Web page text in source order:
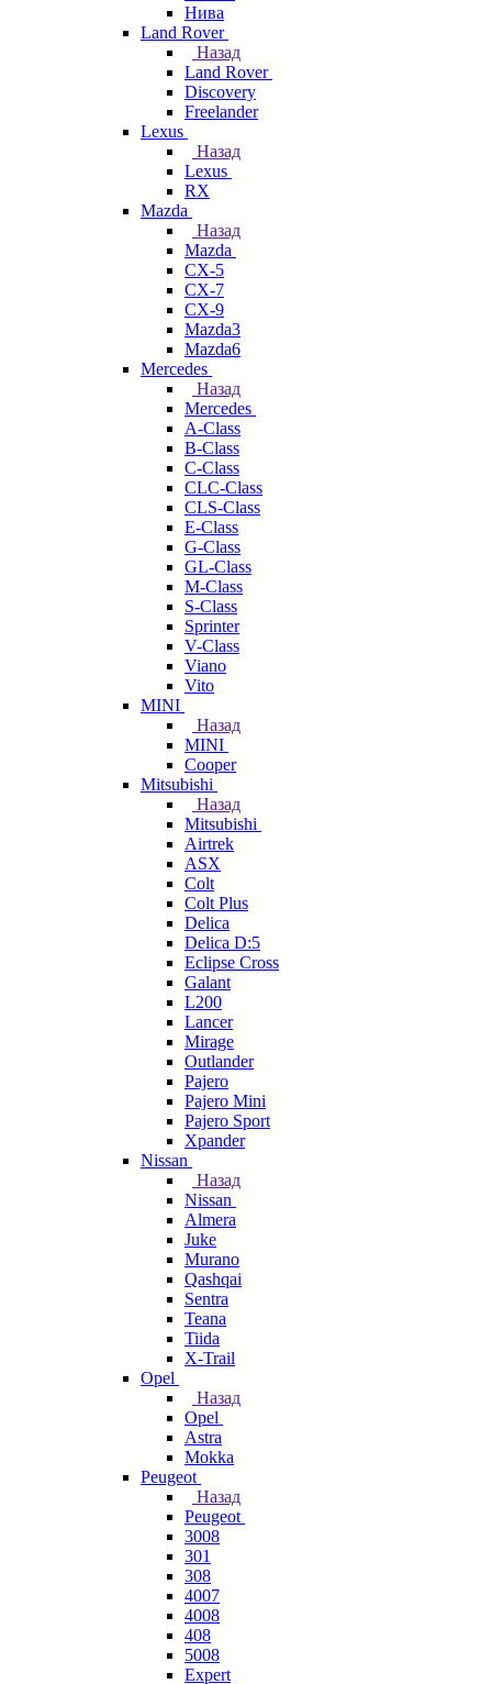
Нива
Land Rover
Назад
Land Rover
Discovery
Freelander
Lexus
Назад
Lexus
RX
Mazda
Назад
Mazda
CX-5
CX-7
CX-9
Mazda3
Mazda6
Mercedes
Назад
Mercedes
A-Class
B-Class
C-Class
CLC-Class
CLS-Class
E-Class
G-Class
GL-Class
M-Class
S-Class
Sprinter
V-Class
Viano
Vito
MINI
Назад
MINI
Cooper
Mitsubishi
Назад
Mitsubishi
Airtrek
ASX
Colt
Colt Plus
Delica
Delica D:5
Eclipse Cross
Galant
L200
Lancer
Mirage
Outlander
Pajero
Pajero Mini
Pajero Sport
Xpander
Nissan
Назад
Nissan
Almera
Juke
Murano
Qashqai
Sentra
Teana
Tiida
X-Trail
Opel
Назад
Opel
Astra
Mokka
Peugeot
Назад
Peugeot
3008
301
308
4007
4008
408
5008
Expert